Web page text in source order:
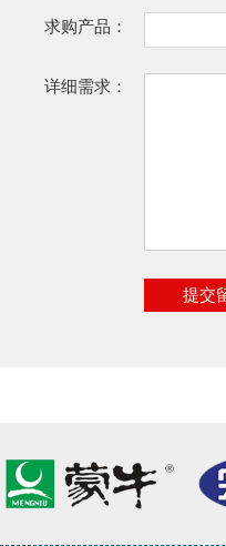
求购产品：
详细需求：